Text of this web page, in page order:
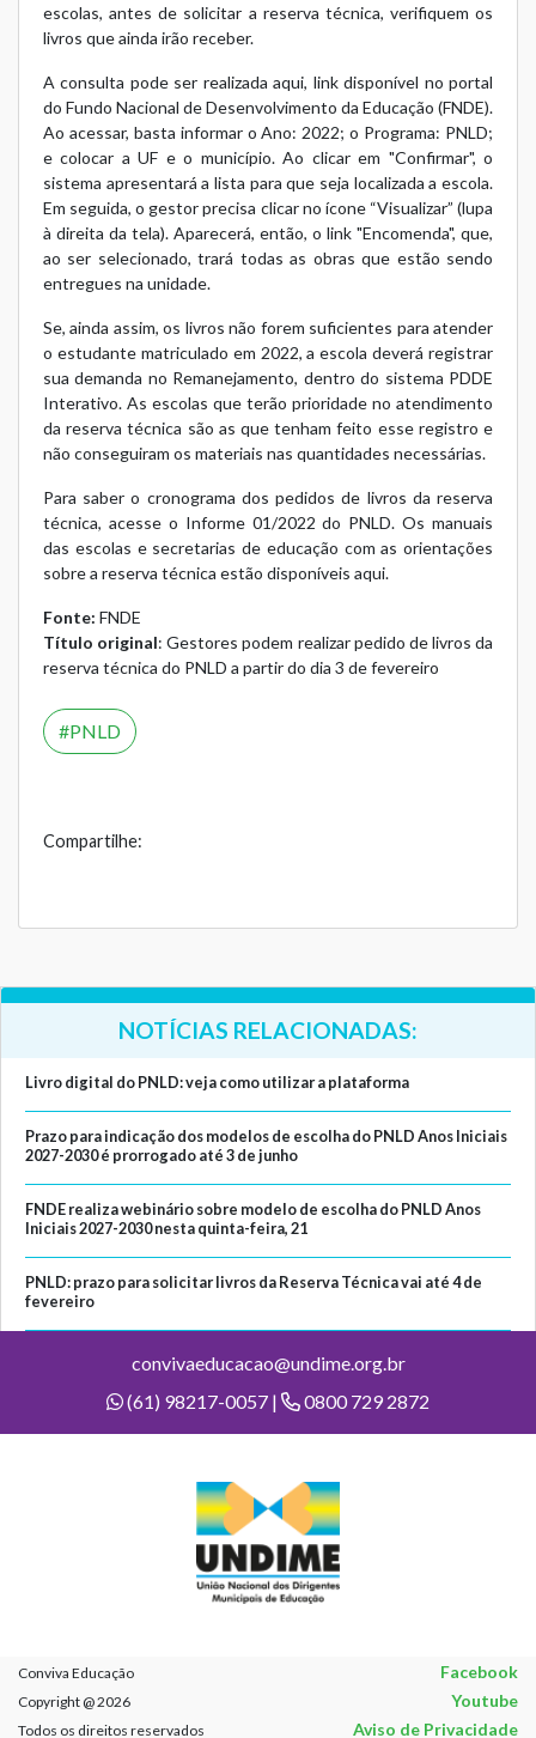
escolas, antes de solicitar a reserva técnica, verifiquem os
livros que ainda irão receber.
A consulta pode ser realizadaaqui, link disponível no portal
do Fundo Nacional de Desenvolvimento da Educação (FNDE).
Ao acessar, basta informar o Ano: 2022; o Programa: PNLD;
e colocar a UF e o município. Ao clicar em "Confirmar", o
sistema apresentará a lista para que seja localizada a escola.
Em seguida, o gestor precisa clicar no ícone “Visualizar” (lupa
à direita da tela). Aparecerá, então, o link "Encomenda", que,
ao ser selecionado, trará todas as obras que estão sendo
entregues na unidade.
Se, ainda assim, os livros não forem suficientes para atender
o estudante matriculado em 2022, a escola deverá registrar
sua demanda no Remanejamento, dentro do sistema PDDE
Interativo. As escolas que terão prioridade no atendimento
da reserva técnica são as que tenham feito esse registro e
não conseguiram os materiais nas quantidades necessárias.
Para saber o cronograma dos pedidos de livros da reserva
técnica, acesse o Informe 01/2022 do PNLD. Os manuais
das escolas e secretarias de educação com as orientações
sobre a reserva técnica estão disponíveis aqui.
Fonte: FNDE
Título original: Gestores podem realizar pedido de livros da
reserva técnica do PNLD a partir do dia 3 de fevereiro
PNLD
Compartilhe:
NOTÍCIAS RELACIONADAS:
Livro digital do PNLD: veja como utilizar a plataforma
Prazo para indicação dos modelos de escolha do PNLD Anos Iniciais
2027-2030 é prorrogado até 3 de junho
FNDE realiza webinário sobre modelo de escolha do PNLD Anos
Iniciais 2027-2030 nesta quinta-feira, 21
PNLD: prazo para solicitar livros da Reserva Técnica vai até 4 de
fevereiro
convivaeducacao@undime.org.br
(61) 98217-0057 |
0800 729 2872
Conviva Educação Facebook
Copyright @ 2026 Youtube
Todos os direitos reservados Aviso de Privacidade